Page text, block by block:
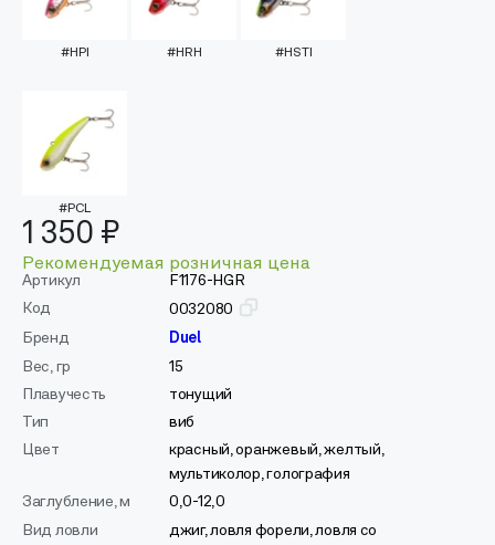
#HPI #HRH #HSTI
#PCL
1 350 ₽
Рекомендуемая розничная цена
Артикул
F1176-HGR
Код
0032080
Бренд
Duel
Вес, гр
15
Плавучесть
тонущий
Тип
виб
Цвет
красный, оранжевый, желтый,
мультиколор, голография
Заглубление, м
0,0-12,0
Вид ловли
джиг, ловля форели, ловля со